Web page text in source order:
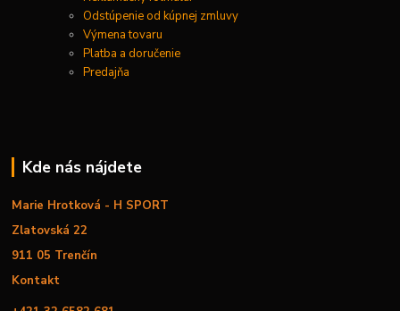
Odstúpenie od kúpnej zmluvy
Výmena tovaru
Platba a doručenie
Predajňa
Kde nás nájdete
Marie Hrotková - H SPORT
Zlatovská 22
911 05 Trenčín
Kontakt